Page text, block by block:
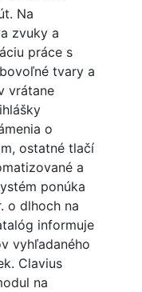
Na
zvuky a
práce s
tvary a
vrátane
o
ostatné tlačí
a
ponúka
o dlhoch na
informuje
vyhľadaného
Clavius
na